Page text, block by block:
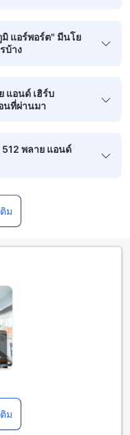
แอร์พอร์ต" มีนโย
บ้าง
แอนด์ เฮิร์บ
นที่ผ่านมา
512 พลาย แอนด์
ม
ม